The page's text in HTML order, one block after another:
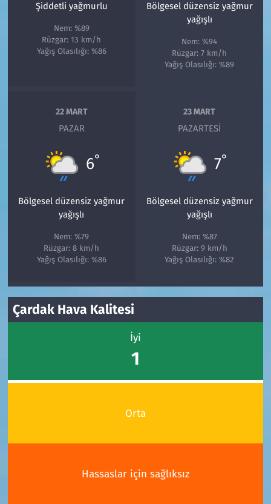
Şiddetli yağmurlu
Nem: %89
Rüzgar: 13 km/h
Yağış Olasılığı: %86
Bölgesel düzensiz yağmur
yağışlı
Nem: %94
Rüzgar: 7 km/h
Yağış Olasılığı: %89
22 MART
PAZAR
6°
Bölgesel düzensiz yağmur
yağışlı
Nem: %79
Rüzgar: 8 km/h
Yağış Olasılığı: %86
23 MART
PAZARTESI
7°
Bölgesel düzensiz yağmur
yağışlı
Nem: %87
Rüzgar: 9 km/h
Yağış Olasılığı: %82
Çardak Hava Kalitesi
İyi
1
Orta
Hassaslar için sağlıksız